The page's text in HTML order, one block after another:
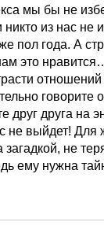
мы бы не
никто из нас
пол года. А
это
друг друга на
не выйдет! Для
не
ему нужна